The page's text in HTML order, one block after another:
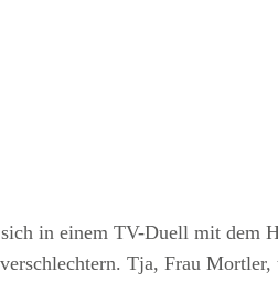
in einem TV-Duell mit dem
Tja, Frau